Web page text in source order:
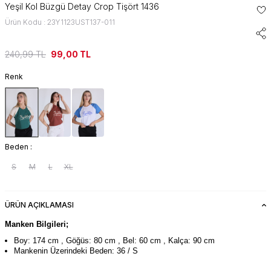
Yeşil Kol Büzgü Detay Crop Tişört 1436
Ürün Kodu : 23Y1123UST137-011
240,99TL 99,00 TL
Renk
Beden :
S M L XL
ÜRÜN AÇIKLAMASI
Manken Bilgileri;
Boy: 174 cm , Göğüs: 80 cm , Bel: 60 cm , Kalça: 90 cm
Mankenin Üzerindeki Beden: 36 / S